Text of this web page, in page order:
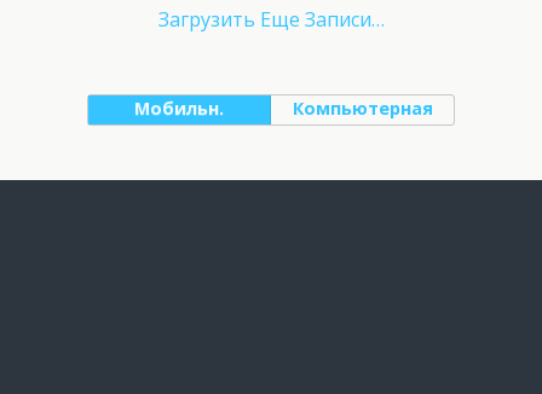
Загрузить Еще Записи…
Мобильн. Компьютерная